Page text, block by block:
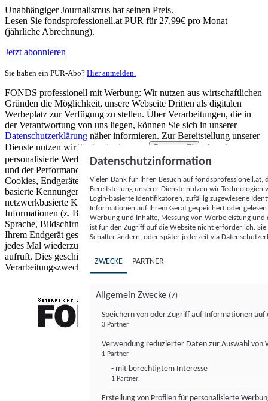
Unabhängiger Journalismus hat seinen Preis.
Lesen Sie fondsprofessionell.at PUR für 27,99€ pro Monat
(jährliche Abrechnung).
Jetzt abonnieren
Sie haben ein PUR-Abo? Hier anmelden.
FONDS professionell mit Werbung: Wir nutzen aus wirtschaftlichen
Gründen die Möglichkeit, unsere Webseite Dritten als digitalen
Werbeplatz zur Verfügung zu stellen. Über Verarbeitungen, die in
der Verantwortung von uns liegen, können Sie sich in unserer
Datenschutzerklärung näher informieren. Zur Bereitstellung unserer
Dienste nutzen wir Technologien von
Partnern (5)
. Zwecke:
personalisierte Werbung und Inhalte, Messung von Werbeleistung
und der Performance von Inhalten sowie Zielgruppenforschung.
Cookies, Endgeräte- oder ähnliche Online-Kennungen (z. B. login-
basierte Kennungen, zufällig generierte Kennungen,
netzwerkbasierte Kennungen) können zusammen mit anderen
Informationen (z. B. Browsertyp und Browserinformationen,
Sprache, Bildschirmgröße, unterstützte Technologien usw.) auf
Ihrem Endgerät gespeichert oder von dort ausgelesen werden, um es
jedes Mal wiederzuerkennen, wenn es eine App oder einer Webseite
aufruft. Dies geschieht für einen oder mehrere der hier aufgeführten
Verarbeitungszwecke.
Datenschutzinformation
Vielen Dank für Ihren Besuch auf
Bereitstellung unserer Dienste nutzen wir Technologien
Login-basierte Identifikatoren, zufällig zugewiesene
Informationen auf Ihrem Gerät gespeichert oder
Werbung und Inhalte, Messung von Werbeleistung
ist für den Zugriff auf die Website nicht erforderlich.
Schalter ändern, oder später jederzeit via
ZWECKE PARTNER
Allgemein Zwecke (7)
Speichern von oder Zugriff auf Informationen auf
3 Partner
Verwendung reduzierter Daten zur Auswahl von
1 Partner
- mit berechtigtem Interesse
1 Partner
Erstellung von Profilen für personalisierte
FONDS professionell